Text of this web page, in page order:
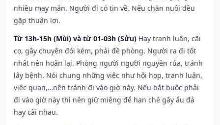
nhiều may mắn. Người đi có tin về. Nếu chăn nuôi đều
gặp thuận lợi.
Từ 13h-15h (Mùi) và từ 01-03h (Sửu) Hay tranh luận, cãi
cọ, gây chuyện đói kém, phải đề phòng. Người ra đi tốt
nhất nên hoãn lại. Phòng người người nguyền rủa, tránh
lây bệnh. Nói chung những việc như hội họp, tranh luận,
việc quan,…nên tránh đi vào giờ này. Nếu bắt buộc phải
đi vào giờ này thì nên giữ miệng để hạn ché gây ẩu đả
hay cãi nhau.